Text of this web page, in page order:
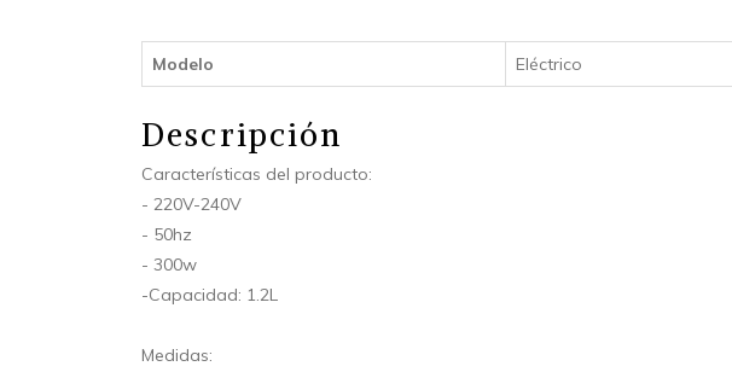
Modelo Eléctrico
Descripción
Características del producto:
- 220V-240V
- 50hz
- 300w
-Capacidad: 1.2L
Medidas: